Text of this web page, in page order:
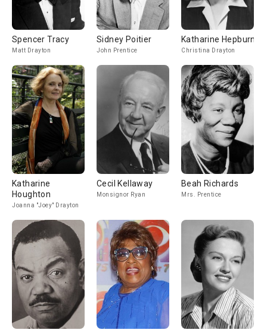
Spencer Tracy
Matt Drayton
Sidney Poitier
John Prentice
Katharine Hepburn
Christina Drayton
Katharine
Houghton
Joanna "Joey" Drayton
Cecil Kellaway
Monsignor Ryan
Beah Richards
Mrs. Prentice